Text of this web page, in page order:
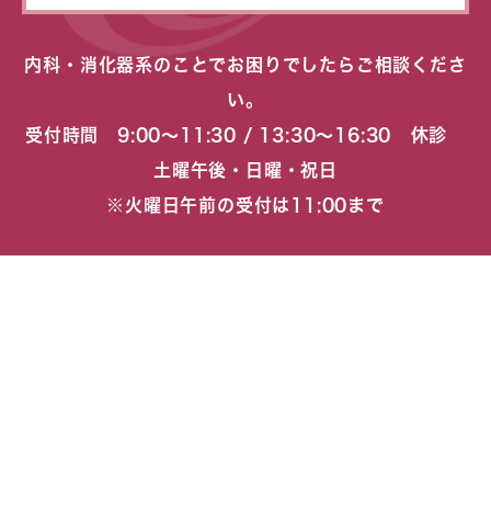
内科・消化器系のことでお困りでしたらご相談くださ
い。
受付時間 9:00〜11:30 / 13:30〜16:30 休診
土曜午後・日曜・祝日
※火曜日午前の受付は11:00まで